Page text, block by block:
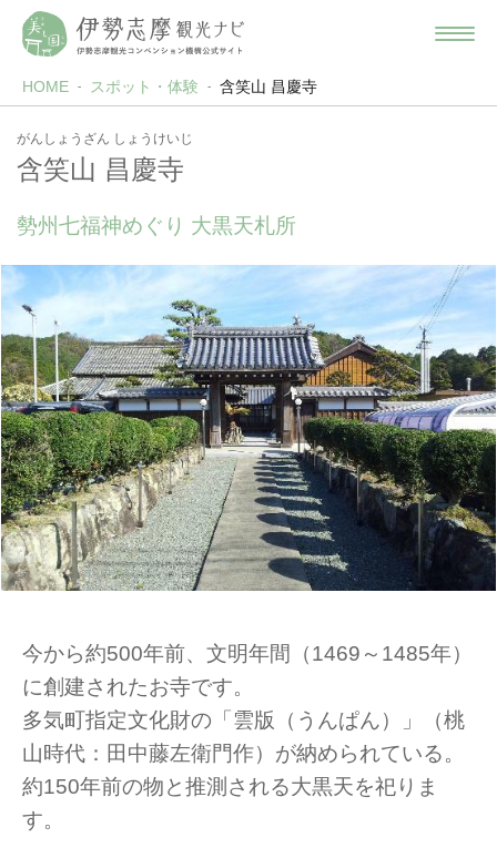
HOME スポット・体験 含笑山 昌慶寺
がんしょうざん しょうけいじ
含笑山 昌慶寺
勢州七福神めぐり 大黒天札所
今から約500年前、文明年間（1469～1485年）
に創建されたお寺です。
多気町指定文化財の「雲版（うんぱん）」（桃
山時代：田中藤左衛門作）が納められている。
約150年前の物と推測される大黒天を祀りま
す。